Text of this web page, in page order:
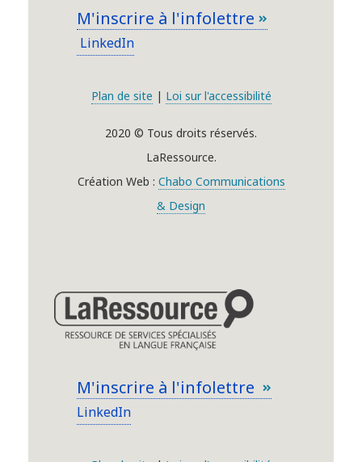
M'inscrire à l'infolettre
LinkedIn
Plan de site | Loi sur l'accessibilité
2020 © Tous droits réservés.
LaRessource.
Création Web : Chabo Communications
& Design
M'inscrire à l'infolettre
LinkedIn